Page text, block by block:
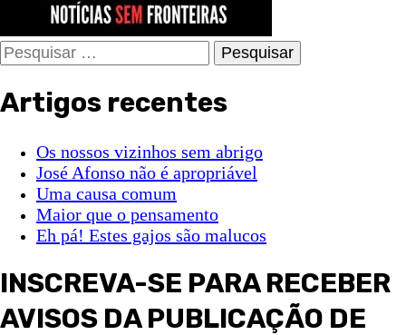
Pesquisar
por:
Artigos recentes
Os nossos vizinhos sem abrigo
José Afonso não é apropriável
Uma causa comum
Maior que o pensamento
Eh pá! Estes gajos são malucos
INSCREVA-SE PARA RECEBER
AVISOS DA PUBLICAÇÃO DE